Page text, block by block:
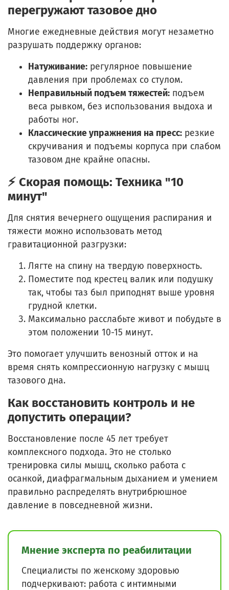
перегружают тазовое дно
Многие ежедневные действия могут незаметно
разрушать поддержку органов:
Натуживание: регулярное повышение
давления при проблемах со стулом.
Неправильный подъем тяжестей: подъем
веса рывком, без использования выдоха и
работы ног.
Классические упражнения на пресс: резкие
скручивания и подъемы корпуса при слабом
тазовом дне крайне опасны.
⚡ Скорая помощь: Техника "10
минут"
Для снятия вечернего ощущения распирания и
тяжести можно использовать метод
гравитационной разгрузки:
Лягте на спину на твердую поверхность.
Поместите под крестец валик или подушку
так, чтобы таз был приподнят выше уровня
грудной клетки.
Максимально расслабьте живот и побудьте в
этом положении 10-15 минут.
Это помогает улучшить венозный отток и на
время снять компрессионную нагрузку с мышц
тазового дна.
Как восстановить контроль и не
допустить операции?
Восстановление после 45 лет требует
комплексного подхода. Это не столько
тренировка силы мышц, сколько работа с
осанкой, диафрагмальным дыханием и умением
правильно распределять внутрибрюшное
давление в повседневной жизни.
Мнение эксперта по реабилитации
Специалисты по женскому здоровью
подчеркивают: работа с интимными